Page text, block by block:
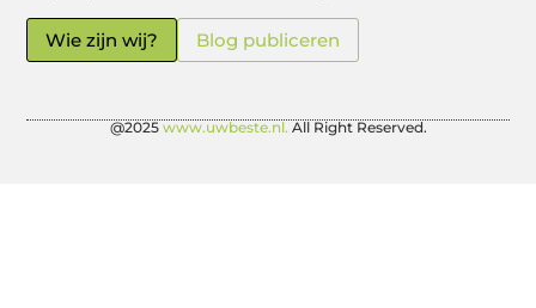
Wie zijn wij? Blog publiceren
@2025 www.uwbeste.nl. All Right Reserved.